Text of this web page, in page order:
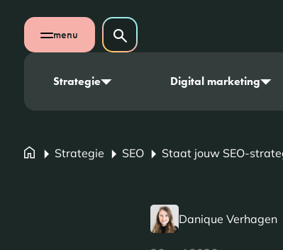
Navigatie overslaan
Open mobiel menu
menu Zoeken op website
Zoeken
Strategie Digital marketing
Strategie SEO Staat jouw SEO-
Danique Verhagen